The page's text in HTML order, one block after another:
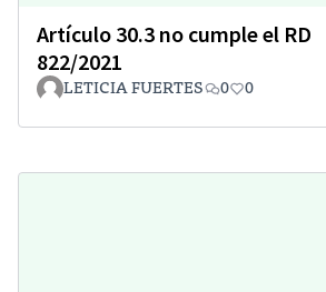
Artículo 30.3 no cumple el RD
822/2021
LETICIA FUERTES 0 0